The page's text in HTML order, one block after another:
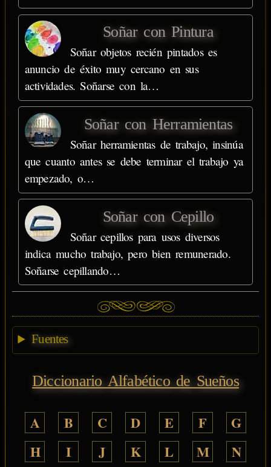
Soñar con Pintura
Soñar objetos recién pintados es
anuncio de éxito muy cercano en sus
actividades. Soñarse con la…
Soñar con Herramientas
Soñar herramientas de trabajo, insinúa
que cuanto antes se debe terminar el trabajo ya
empezado, o…
Soñar con Cepillo
Soñar cepillos para usos diversos
indica mucho trabajo, pero bien remunerado.
Soñarse cepillando…
Fuentes
Diccionario Alfabético de Sueños
A B C D E F
G
H
I J K L M
N